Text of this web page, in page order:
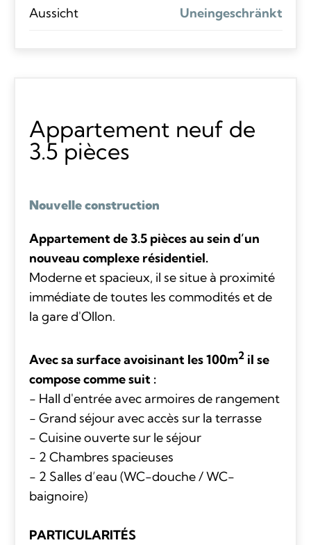
Aussicht Uneingeschränkt
Appartement neuf de
3.5 pièces
Nouvelle construction
Appartement de 3.5 pièces au sein d’un
nouveau complexe résidentiel.
Moderne et spacieux, il se situe à proximité
immédiate de toutes les commodités et de
la gare d'Ollon.
Avec sa surface avoisinant les 100m2il se
compose comme suit :
- Hall d'entrée avec armoires de rangement
- Grand séjour avec accès sur la terrasse
- Cuisine ouverte sur le séjour
- 2 Chambres spacieuses
- 2 Salles d’eau (WC-douche / WC-
baignoire)
PARTICULARITÉS